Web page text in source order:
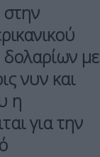
με
νυν και
η
για την